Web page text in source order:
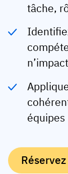
Historique
Certificats
Application
Conformité
Exigences
Pistes d’audit
Directeur
Nourriture
Intersnack
JDE Coffee
Syngenta
Chimique
Lenzing
Base de
Statut AG5
Envoyer
Entreprise
À propos de
tâche,
équipes